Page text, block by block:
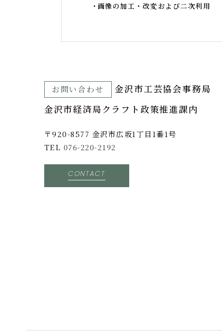
画像の加工・改変および二次利用
お問い合わせ
⾦沢市⼯芸協会事務局
金沢市経済局クラフト政策推進課内
〒920-8577 ⾦沢市広坂1丁目1番1号
TEL 076-220-2192
CONTACT